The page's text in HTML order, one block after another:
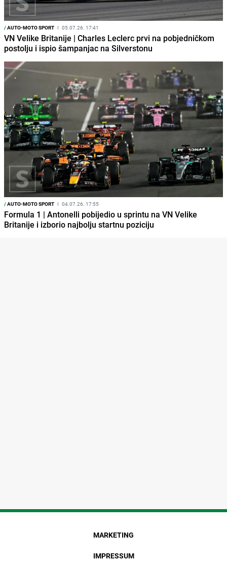
/AUTO-MOTO SPORT I 05.07.26. 17:41
VN Velike Britanije | Charles Leclerc prvi na pobjedničkom
postolju i ispio šampanjac na Silverstonu
/AUTO-MOTO SPORT I 04.07.26. 17:55
Formula 1 | Antonelli pobijedio u sprintu na VN Velike
Britanije i izborio najbolju startnu poziciju
MARKETING
IMPRESSUM